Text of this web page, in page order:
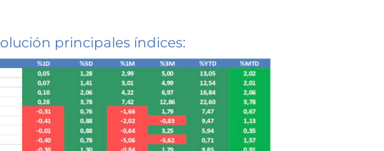
principales índices: